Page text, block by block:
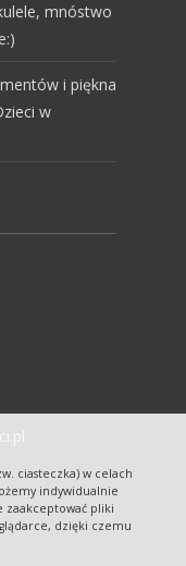
ciasteczka) w celach
indywidualnie
zaakceptować pliki
dzięki czemu
mnóstwo
i piękna
w